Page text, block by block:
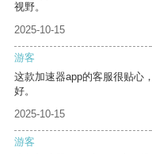
视野。
2025-10-15
游客
这款加速器app的客服很贴心
好。
2025-10-15
游客